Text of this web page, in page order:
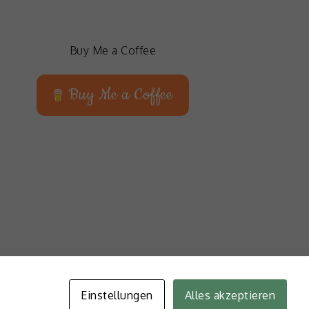
Buy Me a Coffee
Buy Me a Coffee
Einstellungen Alles akzeptieren